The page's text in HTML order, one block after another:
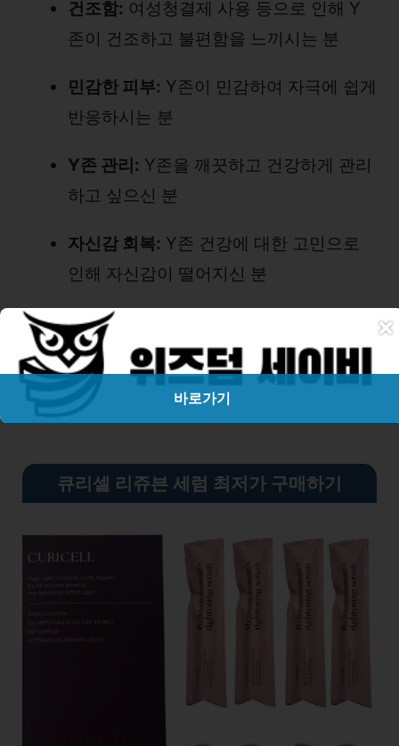
건조함: 여성청결제 사용 등으로 인해 Y
존이 건조하고 불편함을 느끼시는 분
민감한 피부: Y존이 민감하여 자극에 쉽게
반응하시는 분
Y존 관리: Y존을 깨끗하고 건강하게 관리
하고 싶으신 분
자신감 회복: Y존 건강에 대한 고민으로
인해 자신감이 떨어지신 분
큐리셀 리쥬븐 세럼 최저가 구매하기
×
바로가기